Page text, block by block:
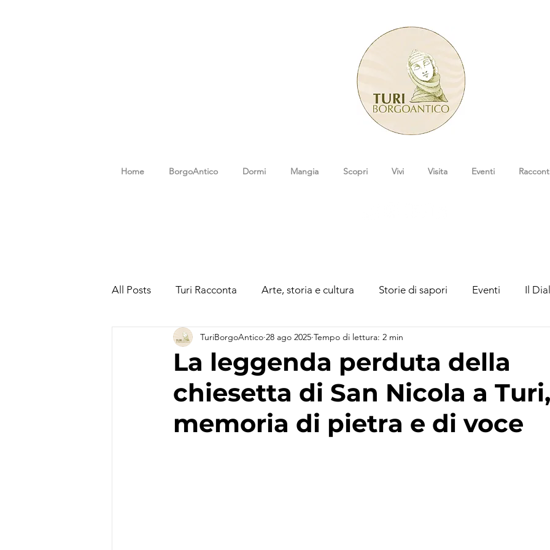
Home BorgoAntico Dormi Mangia Scopri Vivi Visita Eventi
All Posts Turi Racconta Arte, storia e cultura Storie di sapori Eventi Il
TuriBorgoAntico Dicono di noi
La leggenda perduta della
chiesetta di San Nicola a Turi,
memoria di pietra e di voce
TuriBorgoAntico 28 ago 2025 Tempo di lettura: 2 min